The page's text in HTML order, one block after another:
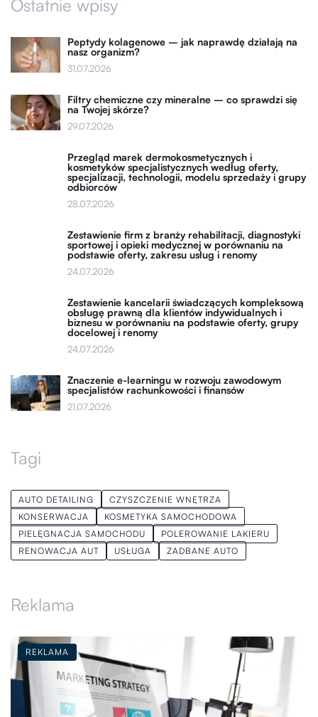
Ostatnie wpisy
Peptydy kolagenowe – jak naprawdę działają na
nasz organizm?
31.07.2026
Filtry chemiczne czy mineralne – co sprawdzi się
na Twojej skórze?
29.07.2026
Przegląd marek dermokosmetycznych i
kosmetyków specjalistycznych według oferty,
specjalizacji, technologii, modelu sprzedaży i grupy
odbiorców
28.07.2026
Zestawienie firm z branży rehabilitacji, diagnostyki
sportowej i opieki medycznej w porównaniu na
podstawie oferty, zakresu usług i renomy
24.07.2026
Zestawienie kancelarii świadczących kompleksową
obsługę prawną dla klientów indywidualnych i
biznesu w porównaniu na podstawie oferty, grupy
docelowej i renomy
24.07.2026
Znaczenie e-learningu w rozwoju zawodowym
specjalistów rachunkowości i finansów
21.07.2026
Tagi
AUTO DETAILING
CZYSZCZENIE WNĘTRZA
KONSERWACJA
KOSMETYKA SAMOCHODOWA
PIELĘGNACJA SAMOCHODU
POLEROWANIE LAKIERU
RENOWACJA AUT
USŁUGA ZADBANE AUTO
Reklama
REKLAMA